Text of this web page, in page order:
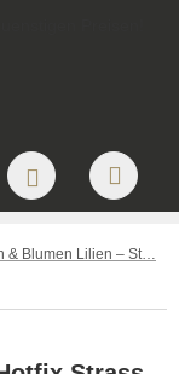
Blüten & Blumen Lilien – Strass Bügelbilder